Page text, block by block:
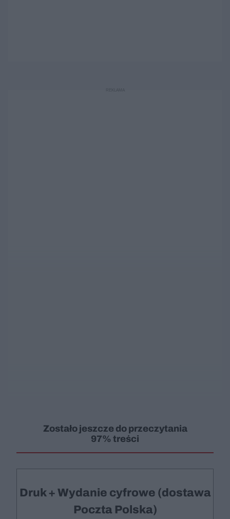
Zostało jeszcze do przeczytania
97% treści
Druk + Wydanie cyfrowe (dostawa
Poczta Polska)